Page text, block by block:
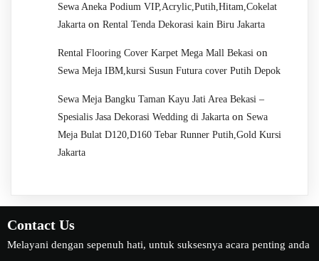
Sewa Aneka Podium VIP,Acrylic,Putih,Hitam,Cokelat
Jakarta on Rental Tenda Dekorasi kain Biru Jakarta
Rental Flooring Cover Karpet Mega Mall Bekasi on
Sewa Meja IBM,kursi Susun Futura cover Putih Depok
Sewa Meja Bangku Taman Kayu Jati Area Bekasi –
Spesialis Jasa Dekorasi Wedding di Jakarta on Sewa
Meja Bulat D120,D160 Tebar Runner Putih,Gold Kursi
Jakarta
Contact Us
Melayani dengan sepenuh hati, untuk suksesnya acara penting anda